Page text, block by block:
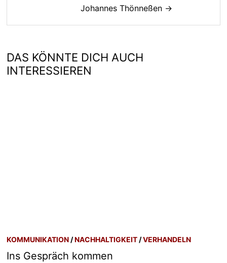
Johannes Thönneßen →
DAS KÖNNTE DICH AUCH
INTERESSIEREN
KOMMUNIKATION /NACHHALTIGKEIT /VERHANDELN
Ins Gespräch kommen